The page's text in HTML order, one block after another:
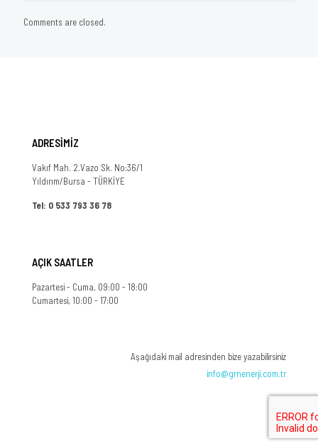
Comments are closed.
ADRESİMİZ
Vakıf Mah. 2.Vazo Sk. No:36/1
Yıldırım/Bursa - TÜRKİYE
Tel: 0 533 793 36 78
AÇIK SAATLER
Pazartesi - Cuma, 09:00 - 18:00
Cumartesi, 10:00 - 17:00
Aşağıdaki mail adresinden bize yazabilirsiniz
info@grnenerji.com.tr